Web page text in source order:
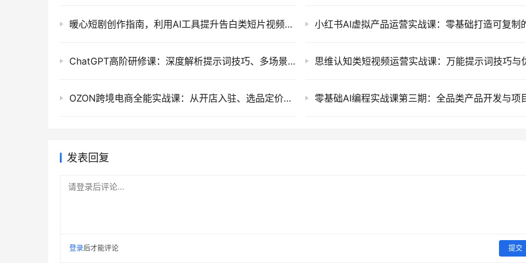
暖心短剧创作指南，利用AI工具提升告白类短片视频镜头把控与实操课程
ChatGPT高阶研修课：深度解析提示词技巧、多场景赋能与AI漫剧创作实战指南
OZON跨境电商全能实战课：从开店入驻、选品定价到精铺推广的全流程运营指南
发表回复
请登录后评论...
登录后才能评论 提交